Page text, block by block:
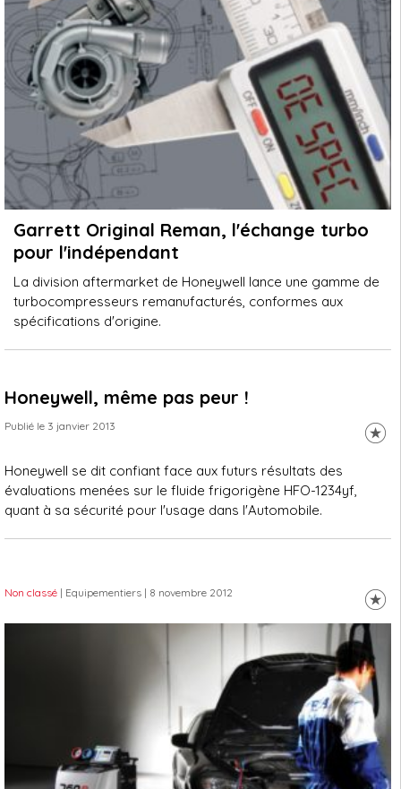
Garrett Original Reman, l'échange turbo
pour l'indépendant
La division aftermarket de Honeywell lance une gamme de
turbocompresseurs remanufacturés, conformes aux
spécifications d'origine.
Honeywell, même pas peur !
Publié le 3 janvier 2013
Honeywell se dit confiant face aux futurs résultats des
évaluations menées sur le fluide frigorigène HFO-1234yf,
quant à sa sécurité pour l'usage dans l'Automobile.
Non classé | Equipementiers | 8 novembre 2012